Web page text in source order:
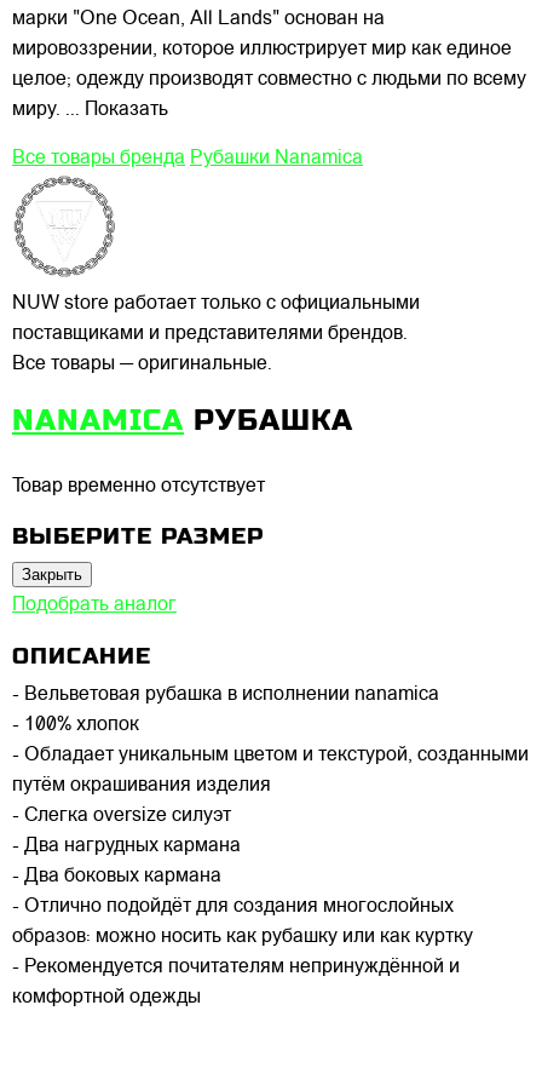
марки "One Ocean, All Lands" основан на
мировоззрении, которое иллюстрирует мир как единое
целое; одежду производят совместно с людьми по всему
миру. ... Показать
Все товары бренда Рубашки Nanamica
NUW store работает только с официальными
поставщиками и представителями брендов.
Все товары — оригинальные.
NANAMICA РУБАШКА
Товар временно отсутствует
ВЫБЕРИТЕ РАЗМЕР
Закрыть
Подобрать аналог
ОПИСАНИЕ
- Вельветовая рубашка в исполнении nanamica
- 100% хлопок
- Обладает уникальным цветом и текстурой, созданными
путём окрашивания изделия
- Слегка oversize силуэт
- Два нагрудных кармана
- Два боковых кармана
- Отлично подойдёт для создания многослойных
образов: можно носить как рубашку или как куртку
- Рекомендуется почитателям непринуждённой и
комфортной одежды